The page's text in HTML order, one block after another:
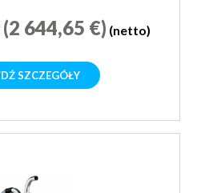
(2 644,65 €) (netto)
SZCZEGÓŁY